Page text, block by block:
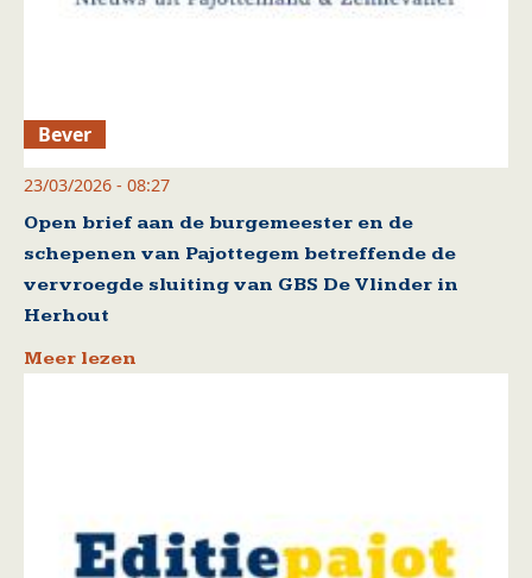
Bever
23/03/2026 - 08:27
Open brief aan de burgemeester en de
schepenen van Pajottegem betreffende de
vervroegde sluiting van GBS De Vlinder in
Herhout
Meer lezen